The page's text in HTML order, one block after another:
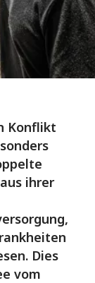
Konflikt
ihrer
Dies
vom